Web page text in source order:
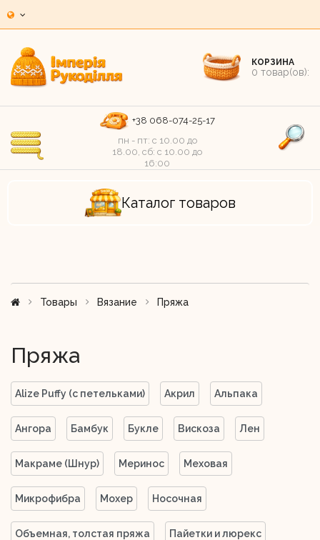
КОРЗИНА
0 товар(ов):
+38 068-074-25-17
пн - пт: c 10.00 до
18.00, сб: c 10.00 до
16:00
Каталог товаров
Товары Вязание Пряжа
Пряжа
Alize Puffy (с петельками) Акрил Альпака
Ангора Бамбук Букле Вискоза Лен
Макраме (Шнур) Меринос Меховая
Микрофибра Мохер Носочная
Объемная, толстая пряжа Пайетки и люрекс